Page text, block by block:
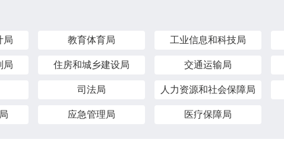
局 教育体育局 工业信息和科技局
局 住房和城乡建设局 交通运输局
司法局 人力资源和社会保障局
应急管理局 医疗保障局